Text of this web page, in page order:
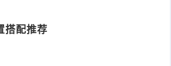
搭配推荐